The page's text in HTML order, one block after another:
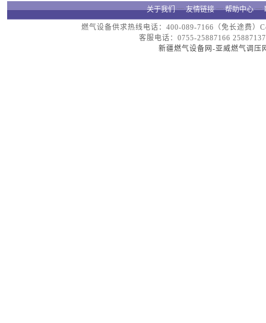
关于我们┈友情链接┈帮助中心┈
燃气设备供求热线电话：400-089-7166（免长途费
客服电话：0755-25887166
新疆燃气设备网-亚威燃气调压